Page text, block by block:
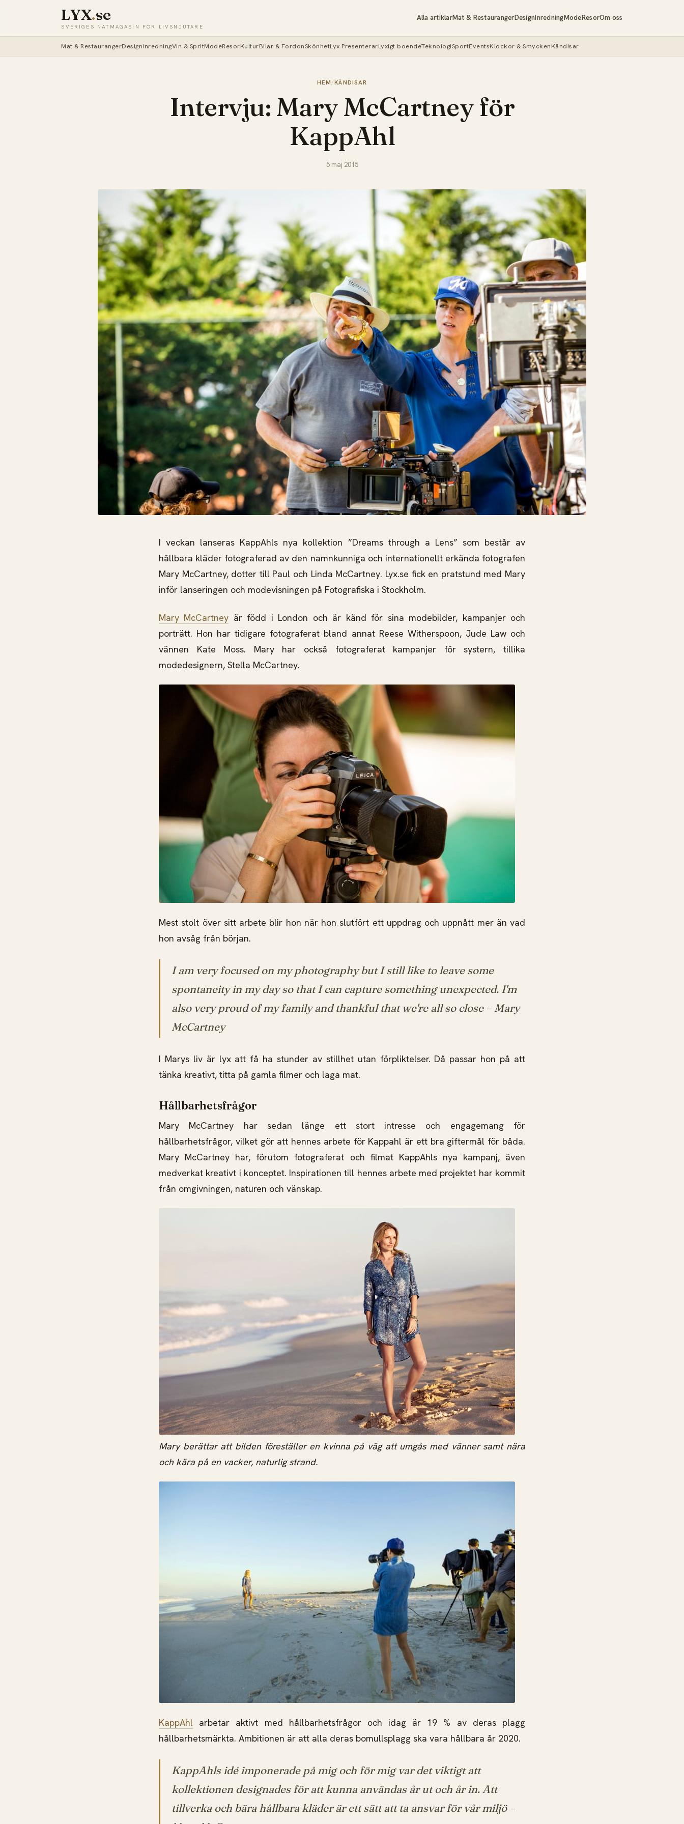
LYX.se
SVERIGES NÄTMAGASIN FÖR LIVSNJUTARE
Alla artiklarMat & RestaurangerDesignInredningModeResorOm oss
Mat & RestaurangerDesignInredningVin & SpritModeResorKulturBilar & FordonSkönhetLyx PresenterarLyxigt boendeTeknologiSportEventsKlockor & SmyckenKändisar
HEM/KÄNDISAR
Intervju: Mary McCartney för
KappAhl
5 maj 2015
I veckan lanseras KappAhls nya kollektion ”Dreams through a Lens” som består av
hållbara kläder fotograferad av den namnkunniga och internationellt erkända fotografen
Mary McCartney, dotter till Paul och Linda McCartney. Lyx.se fick en pratstund med Mary
inför lanseringen och modevisningen på Fotografiska i Stockholm.
Mary McCartney är född i London och är känd för sina modebilder, kampanjer och
porträtt. Hon har tidigare fotograferat bland annat Reese Witherspoon, Jude Law och
vännen Kate Moss. Mary har också fotograferat kampanjer för systern, tillika
modedesignern, Stella McCartney.
Mest stolt över sitt arbete blir hon när hon slutfört ett uppdrag och uppnått mer än vad
hon avsåg från början.
I am very focused on my photography but I still like to leave some
spontaneity in my day so that I can capture something unexpected. I'm
also very proud of my family and thankful that we're all so close – Mary
McCartney
I Marys liv är lyx att få ha stunder av stillhet utan förpliktelser. Då passar hon på att
tänka kreativt, titta på gamla filmer och laga mat.
Hållbarhetsfrågor
Mary McCartney har sedan länge ett stort intresse och engagemang för
hållbarhetsfrågor, vilket gör att hennes arbete för Kappahl är ett bra giftermål för båda.
Mary McCartney har, förutom fotograferat och filmat KappAhls nya kampanj, även
medverkat kreativt i konceptet. Inspirationen till hennes arbete med projektet har kommit
från omgivningen, naturen och vänskap.
Mary berättar att bilden föreställer en kvinna på väg att umgås med vänner samt nära
och kära på en vacker, naturlig strand.
KappAhl arbetar aktivt med hållbarhetsfrågor och idag är 19 % av deras plagg
hållbarhetsmärkta. Ambitionen är att alla deras bomullsplagg ska vara hållbara år 2020.
KappAhls idé imponerade på mig och för mig var det viktigt att
kollektionen designades för att kunna användas år ut och år in. Att
tillverka och bära hållbara kläder är ett sätt att ta ansvar för vår miljö–